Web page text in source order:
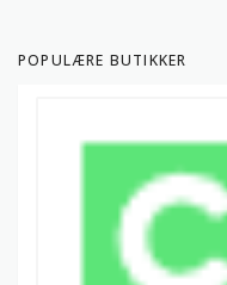
POPULÆRE BUTIKKER